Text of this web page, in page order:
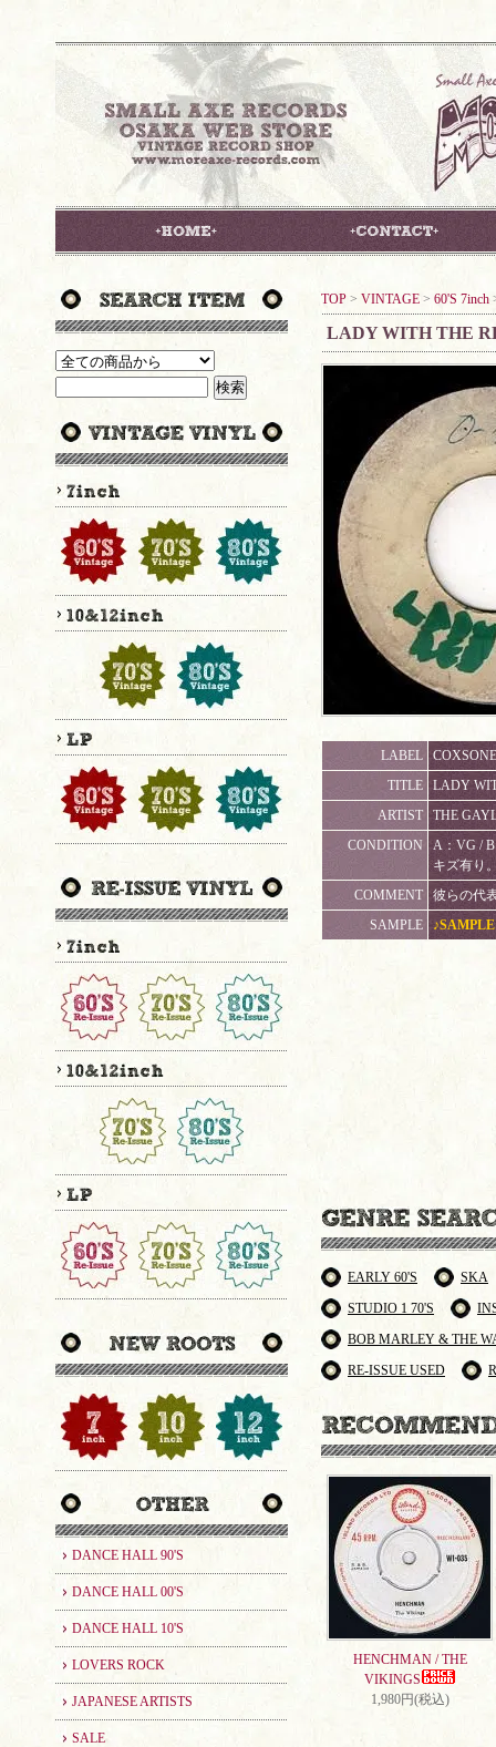
DANCE HALL 90'S
DANCE HALL 00'S
DANCE HALL 10'S
LOVERS ROCK
JAPANESE ARTISTS
SALE
TOP > VINTAGE > 60'S 7inch
LADY WITH THE
LABEL
TITLE
LADY
ARTIST
THE
CONDITION
A：VG /
キズ有り
COMMENT
彼らの代
SAMPLE
♪SAMPLE
EARLY 60'S
SKA
STUDIO 1 70'S
BOB MARLEY & THE
RE-ISSUE USED
HENCHMAN / THE
VIKINGS
1,980円(税込)